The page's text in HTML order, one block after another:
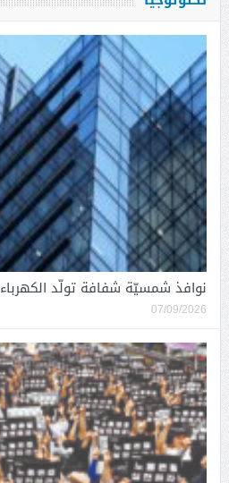
نوافذ شمسيّة شفافة تولّد الكهرباء
07/09/2026